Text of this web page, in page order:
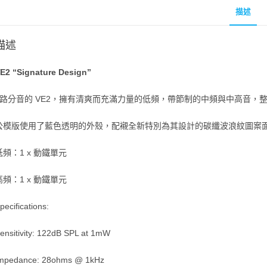
描述
述
“Signature Design”
分音的 VE2，擁有清爽而充滿力量的低頻，帶節制的中頻與中高音，
模版使用了藍色透明的外殼，配襯全新特別為其設計的碳纖波浪紋圖案
頻：1 x 動鐵單元
頻：1 x 動鐵單元
122dB SPL at 1mW
28ohms @ 1kHz